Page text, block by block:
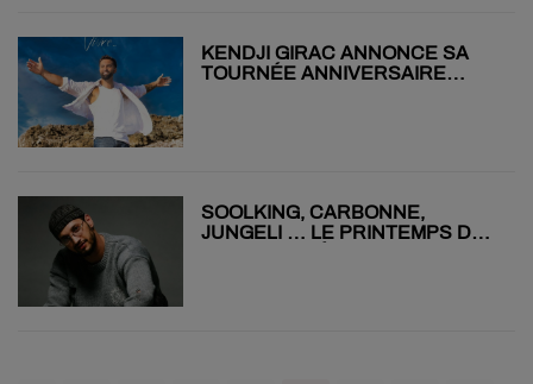
KENDJI GIRAC ANNONCE SA
TOURNÉE ANNIVERSAIRE
SOOLKING, CARBONNE,
JUNGELI … LE PRINTEMPS DE